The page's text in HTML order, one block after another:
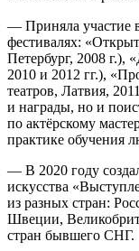
— Приняла участие
фестивалях:
Петербург, 2008 г.),
2010 и 2012 гг.),
театров, Латвия,
и награды, но и
по актёрскому
практике обучения
— В 2020 году
искусства
из разных стран:
Швеции,
стран бывшего СНГ.